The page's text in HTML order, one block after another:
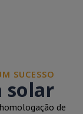
SUCESSO
solar
de